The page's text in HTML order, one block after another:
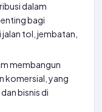
dalam
bagi
tol, jembatan,
membangun
komersial, yang
bisnis di